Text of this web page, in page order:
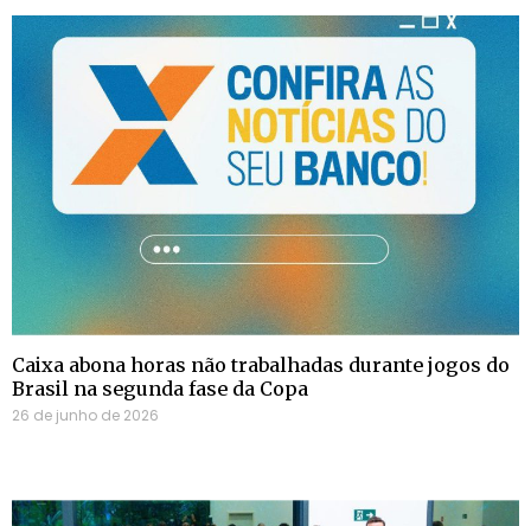
Caixa abona horas não trabalhadas durante jogos do
Brasil na segunda fase da Copa
26 de junho de 2026